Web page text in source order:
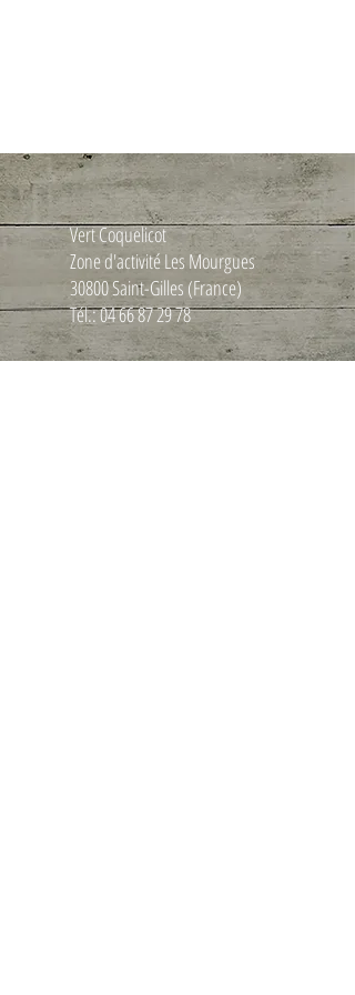
Vert Coquelicot
Zone d'activité Les Mourgues
30800 Saint-Gilles (France)
Tél.:04 66 87 29 78